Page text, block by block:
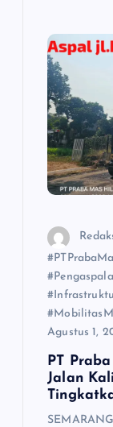
Agustus 1,
PT
Jalan